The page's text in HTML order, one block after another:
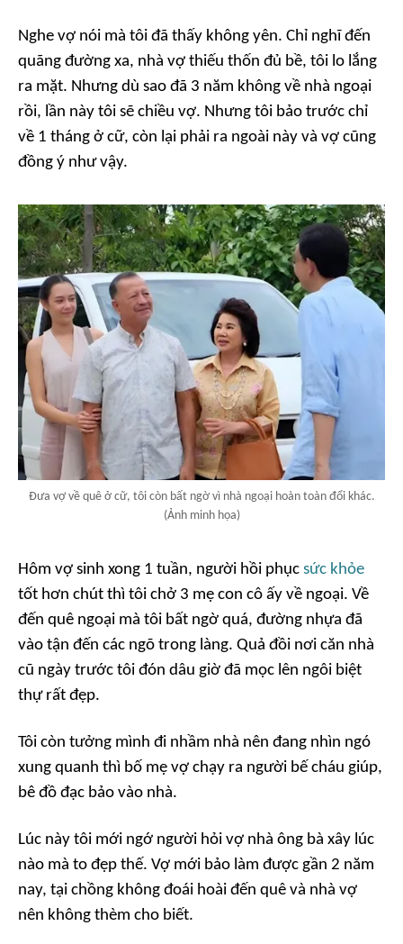
Nghe vợ nói mà tôi đã thấy không yên. Chỉ nghĩ đến
quãng đường xa, nhà vợ thiếu thốn đủ bề, tôi lo lắng
ra mặt. Nhưng dù sao đã 3 năm không về nhà ngoại
rồi, lần này tôi sẽ chiều vợ. Nhưng tôi bảo trước chỉ
về 1 tháng ở cữ, còn lại phải ra ngoài này và vợ cũng
đồng ý như vậy.
Đưa vợ về quê ở cữ, tôi còn bất ngờ vì nhà ngoại hoàn toàn đổi khác.
(Ảnh minh họa)
Hôm vợ sinh xong 1 tuần, người hồi phục sức khỏe
tốt hơn chút thì tôi chở 3 mẹ con cô ấy về ngoại. Về
đến quê ngoại mà tôi bất ngờ quá, đường nhựa đã
vào tận đến các ngõ trong làng. Quả đồi nơi căn nhà
cũ ngày trước tôi đón dâu giờ đã mọc lên ngôi biệt
thự rất đẹp.
Tôi còn tưởng mình đi nhầm nhà nên đang nhìn ngó
xung quanh thì bố mẹ vợ chạy ra người bế cháu giúp,
bê đồ đạc bảo vào nhà.
Lúc này tôi mới ngớ người hỏi vợ nhà ông bà xây lúc
nào mà to đẹp thế. Vợ mới bảo làm được gần 2 năm
nay, tại chồng không đoái hoài đến quê và nhà vợ
nên không thèm cho biết.